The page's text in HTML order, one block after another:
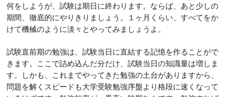
何をしようが、試験は期日に終わります。ならば、あと少しの
期間、徹底的にやりきりましょう。１ヶ月くらい、すべてをか
けて機械のように淡々とやってみましょうよ。
試験直前期の勉強は、試験当日に直結する記憶を作ることがで
きます。ここで詰め込んだ分だけ、試験当日の知識量は増しま
す。しかも、これまでやってきた勉強の土台がありますから、
問題を解くスピードも大学受験勉強序盤より格段に速くなって